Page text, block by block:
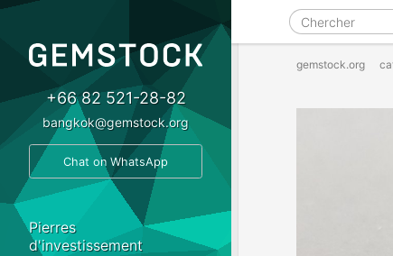
gemstock.org
+66 82 521-28-82
bangkok@gemstock.org
Chat on WhatsApp
Pierres
d'investissement